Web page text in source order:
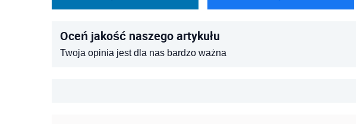
Oceń jakość naszego artykułu
Twoja opinia jest dla nas bardzo ważna